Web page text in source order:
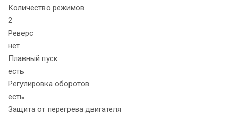
Количество режимов
2
Реверс
нет
Плавный пуск
есть
Регулировка оборотов
есть
Защита от перегрева двигателя